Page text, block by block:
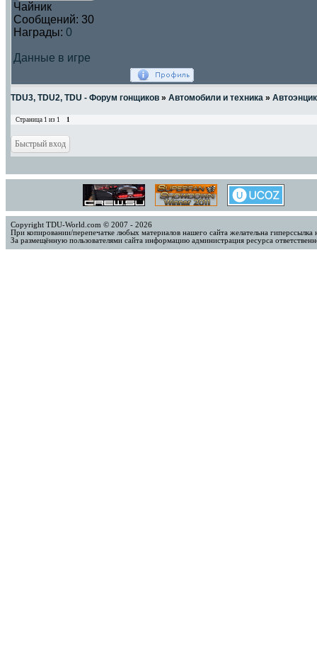
Чайник
Сообщений: 30
Награды: 0
Данные в игре
TDU3, TDU2, TDU - Форум гонщиков » Автомобили и техника »
Страница 1 из 1 1
Copyright TDU-World.com © 2007 - 2026
При копировании/перепечатке любых материалов нашего сайта желательна
За размещённую пользователями сайта информацию администрация ресурса